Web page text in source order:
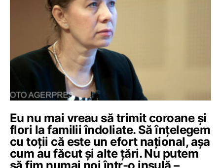
Eu nu mai vreau să trimit coroane și
flori la familii îndoliate. Să înțelegem
cu toții că este un efort național, așa
cum au făcut și alte țări. Nu putem